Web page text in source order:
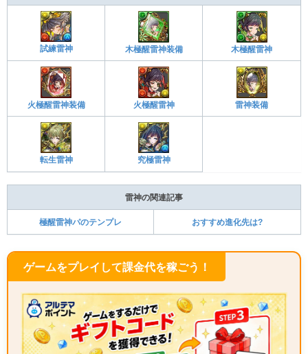
試練雷神 木極醒雷神装備 木極醒雷神
火極醒雷神装備 火極醒雷神 雷神装備
転生雷神 究極雷神
雷神の関連記事
極醒雷神パのテンプレ おすすめ進化先は?
ゲームをプレイして課金代を稼ごう！